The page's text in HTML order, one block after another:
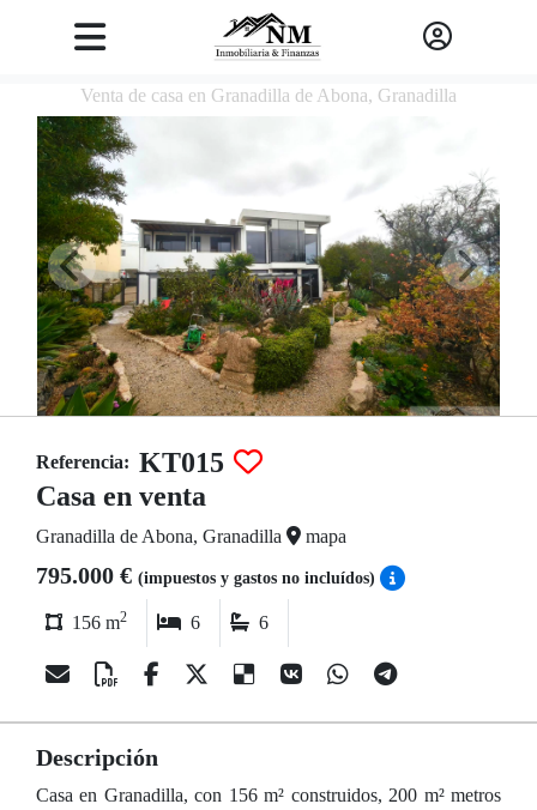
Venta de casa en Granadilla de Abona, Granadilla
Referencia: KT015
Casa en venta
Granadilla de Abona, Granadilla mapa
795.000 € (impuestos y gastos no incluídos)
156 m2 6 6
Descripción
Casa en Granadilla, con 156 m² construidos, 200 m² metros